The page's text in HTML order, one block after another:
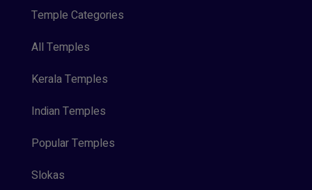
Temple Categories
All Temples
Kerala Temples
Indian Temples
Popular Temples
Slokas